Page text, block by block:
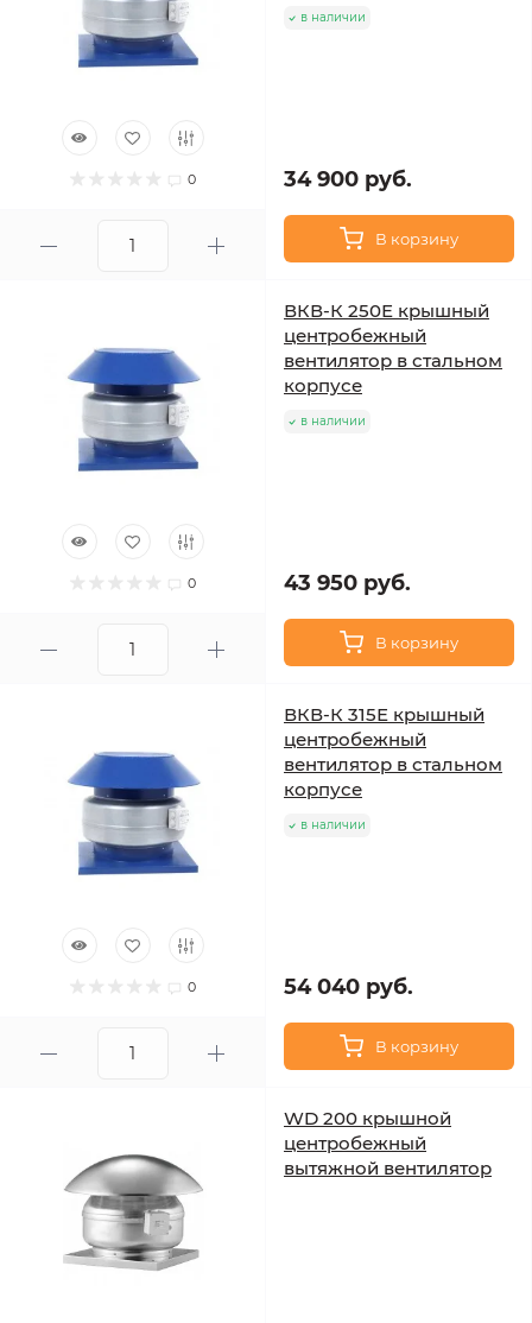
0
в наличии
34 900 руб.
В корзину
0
ВКВ-К 250Е крышный
центробежный
вентилятор в стальном
корпусе
в наличии
43 950 руб.
В корзину
0
ВКВ-К 315Е крышный
центробежный
вентилятор в стальном
корпусе
в наличии
54 040 руб.
В корзину
WD 200 крышной
центробежный
вытяжной вентилятор